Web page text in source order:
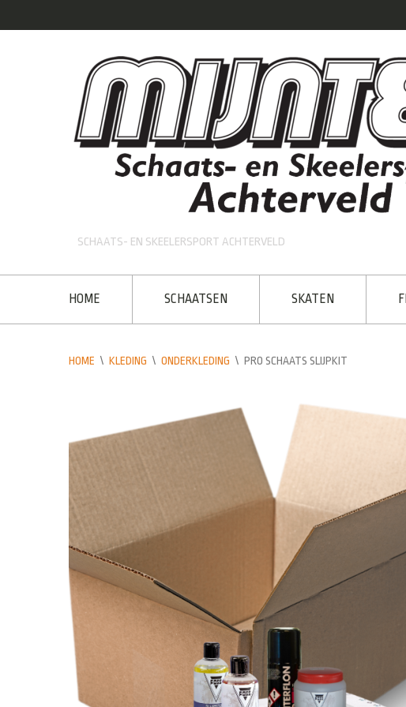
SCHAATS- EN SKEELERSPORT ACHTERVELD
HOME SCHAATSEN SKATEN
HOME \ KLEDING \ ONDERKLEDING \ PRO SCHAATS SLIJPKIT